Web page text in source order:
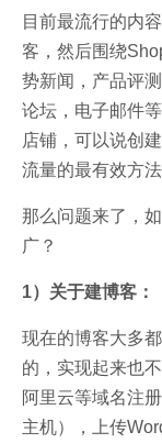
目前最流行的内
客，然后围绕
势新闻，产品评
论坛，电子邮件
店铺，可以说创
流量的最有效方法
那么问题来了，
广？
1）关于建博客：
现在的博客大多
的，实现起来也
阿里云等域名注
主机），上传